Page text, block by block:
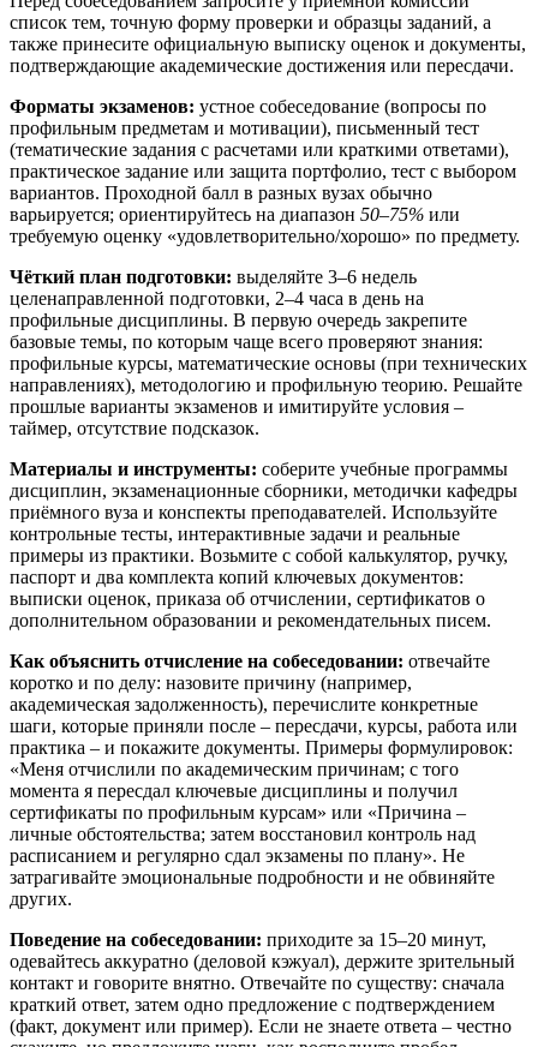
список тем, точную форму проверки и образцы заданий, а
также принесите официальную выписку оценок и документы,
подтверждающие академические достижения или пересдачи.
Форматы экзаменов: устное собеседование (вопросы по
профильным предметам и мотивации), письменный тест
(тематические задания с расчетами или краткими ответами),
практическое задание или защита портфолио, тест с выбором
вариантов. Проходной балл в разных вузах обычно
варьируется; ориентируйтесь на диапазон 50–75% или
требуемую оценку «удовлетворительно/хорошо» по предмету.
Чёткий план подготовки: выделяйте 3–6 недель
целенаправленной подготовки, 2–4 часа в день на
профильные дисциплины. В первую очередь закрепите
базовые темы, по которым чаще всего проверяют знания:
профильные курсы, математические основы (при технических
направлениях), методологию и профильную теорию. Решайте
прошлые варианты экзаменов и имитируйте условия –
таймер, отсутствие подсказок.
Материалы и инструменты: соберите учебные программы
дисциплин, экзаменационные сборники, методички кафедры
приёмного вуза и конспекты преподавателей. Используйте
контрольные тесты, интерактивные задачи и реальные
примеры из практики. Возьмите с собой калькулятор, ручку,
паспорт и два комплекта копий ключевых документов:
выписки оценок, приказа об отчислении, сертификатов о
дополнительном образовании и рекомендательных писем.
Как объяснить отчисление на собеседовании: отвечайте
коротко и по делу: назовите причину (например,
академическая задолженность), перечислите конкретные
шаги, которые приняли после – пересдачи, курсы, работа или
практика – и покажите документы. Примеры формулировок:
«Меня отчислили по академическим причинам; с того
момента я пересдал ключевые дисциплины и получил
сертификаты по профильным курсам» или «Причина –
личные обстоятельства; затем восстановил контроль над
расписанием и регулярно сдал экзамены по плану». Не
затрагивайте эмоциональные подробности и не обвиняйте
других.
Поведение на собеседовании: приходите за 15–20 минут,
одевайтесь аккуратно (деловой кэжуал), держите зрительный
контакт и говорите внятно. Отвечайте по существу: сначала
краткий ответ, затем одно предложение с подтверждением
(факт, документ или пример). Если не знаете ответа – честно